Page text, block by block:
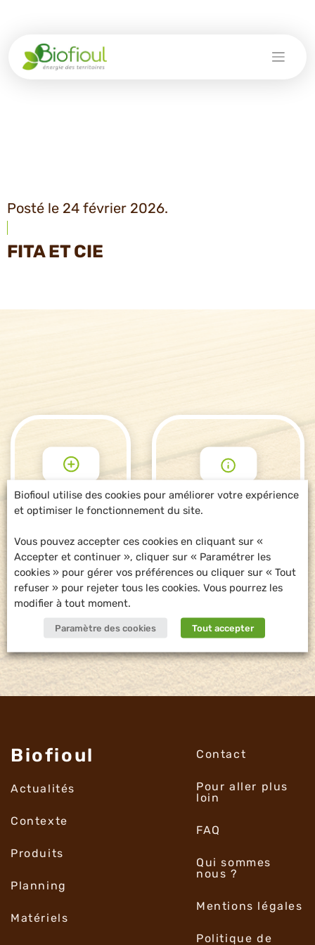
Posté le 24 février 2026.
FITA ET CIE
POUR ALLER
PLUS LOIN
DEMANDE
D'INFORMATIONS
Biofioul
Actualités
Contexte
Produits
Planning
Matériels
Contact
Pour aller plus
loin
FAQ
Qui sommes
nous ?
Mentions légales
Politique de
Biofioul utilise des cookies pour améliorer votre expérience
et optimiser le fonctionnement du site.
Vous pouvez accepter ces cookies en cliquant sur «
Accepter et continuer », cliquer sur « Paramétrer les
cookies » pour gérer vos préférences ou cliquer sur « Tout
refuser » pour rejeter tous les cookies. Vous pourrez les
modifier à tout moment.
Paramètre des cookies Tout accepter